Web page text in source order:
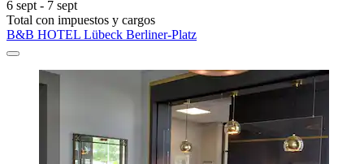
6 sept - 7 sept
Total con impuestos y cargos
B&B HOTEL Lübeck Berliner-Platz